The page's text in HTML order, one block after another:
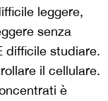
leggere,
senza
difficile studiare.
il cellulare.
è